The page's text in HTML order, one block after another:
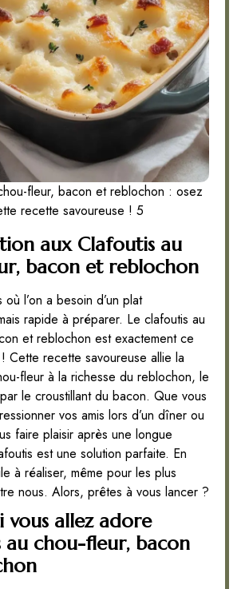
fleur, bacon et reblochon : osez
recette savoureuse ! 5
aux Clafoutis au
bacon et reblochon
l’on a besoin d’un plat
rapide à préparer. Le clafoutis au
et reblochon est exactement ce
Cette recette savoureuse allie la
fleur à la richesse du reblochon, le
le croustillant du bacon. Que vous
vos amis lors d’un dîner ou
faire plaisir après une longue
est une solution parfaite. En
à réaliser, même pour les plus
nous. Alors, prêtes à vous lancer ?
vous allez adore
au chou-fleur, bacon